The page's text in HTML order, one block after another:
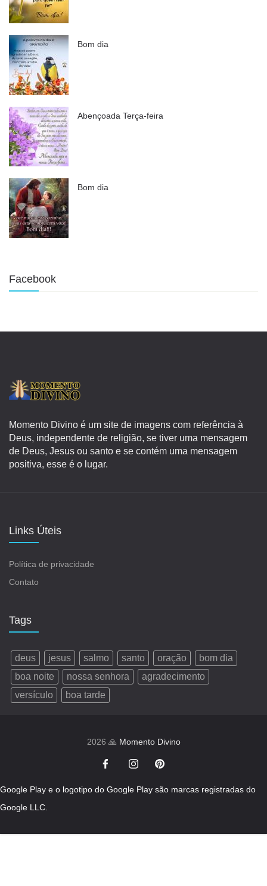
Bom dia
Abençoada Terça-feira
Bom dia
Facebook
Momento Divino é um site de imagens com referência à
Deus, independente de religião, se tiver uma mensagem
de Deus, Jesus ou santo e se contém uma mensagem
positiva, esse é o lugar.
Links Úteis
Política de privacidade
Contato
Tags
deus jesus salmo santo oração
bom dia
boa noite
nossa senhora
agradecimento
versículo
boa tarde
2026 🙏 Momento Divino
Google Play e o logotipo do Google Play são marcas registradas do
Google LLC.